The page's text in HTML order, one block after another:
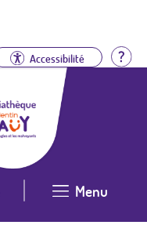
Accessibilité
Menu